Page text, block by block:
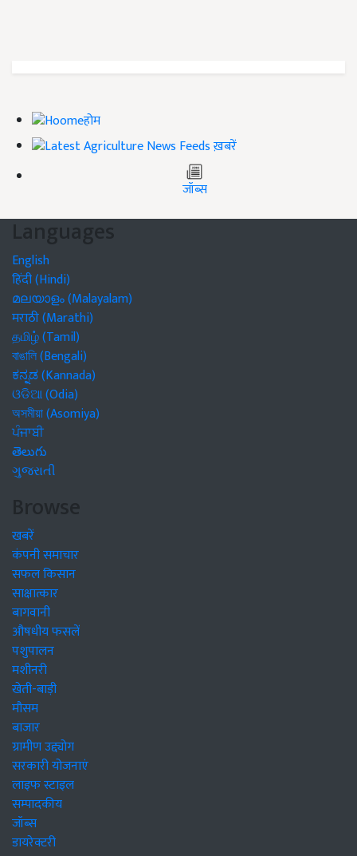
होम
ख़बरें
जॉब्स
Languages
English
हिंदी (Hindi)
മലയാളം (Malayalam)
मराठी (Marathi)
தமிழ் (Tamil)
বাঙালি (Bengali)
ಕನ್ನಡ (Kannada)
ଓଡିଆ (Odia)
অসমীয়া (Asomiya)
ਪੰਜਾਬੀ
తెలుగు
ગુજરાતી
Browse
खबरें
कंपनी समाचार
सफल किसान
साक्षात्कार
बागवानी
औषधीय फसलें
पशुपालन
मशीनरी
खेती-बाड़ी
मौसम
बाजार
ग्रामीण उद्द्योग
सरकारी योजनाएं
लाइफ स्टाइल
सम्पादकीय
जॉब्स
डायरेक्टरी